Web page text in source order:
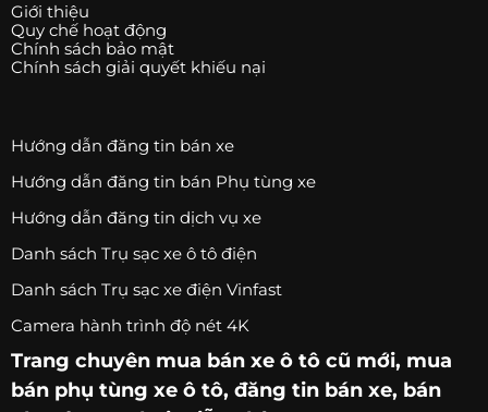
Giới thiệu
Quy chế hoạt động
Chính sách bảo mật
Chính sách giải quyết khiếu nại
Hướng dẫn đăng tin bán xe
Hướng dẫn đăng tin bán Phụ tùng xe
Hướng dẫn đăng tin dịch vụ xe
Danh sách Trụ sạc xe ô tô điện
Danh sách Trụ sạc xe điện Vinfast
Camera hành trình độ nét 4K
Trang chuyên mua bán xe ô tô cũ mới, mua
bán phụ tùng xe ô tô, đăng tin bán xe, bán